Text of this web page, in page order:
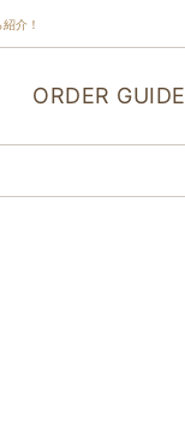
介！
ORDER GUIDE